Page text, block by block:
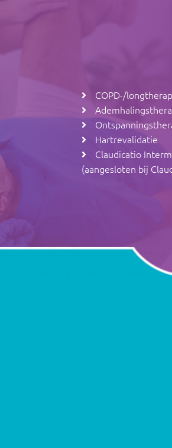
COPD-/
Hartrevalidatie
Claudicatio
(aangesloten bij